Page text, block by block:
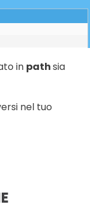
in pathsia
nel tuo